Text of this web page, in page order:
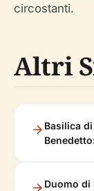
circostanti.
Altri
Basilica di
Duomo di